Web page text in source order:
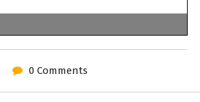
0 Comments